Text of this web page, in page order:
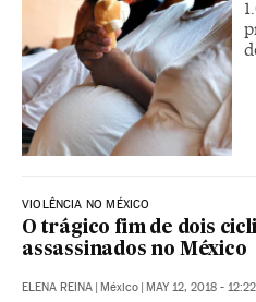
VIOLÊNCIA NO MÉXICO
O trágico fim de dois
assassinados no México
ELENA REINA | México | MAY 12, 2018 - 12:22